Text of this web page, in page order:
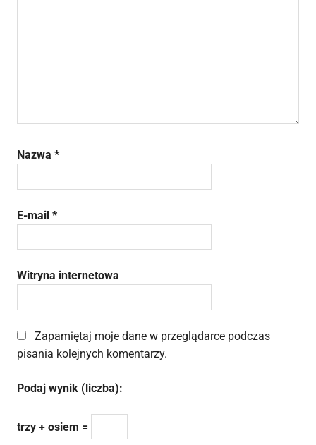
Nazwa *
E-mail *
Witryna internetowa
Zapamiętaj moje dane w przeglądarce podczas
pisania kolejnych komentarzy.
Podaj wynik (liczba):
trzy + osiem =